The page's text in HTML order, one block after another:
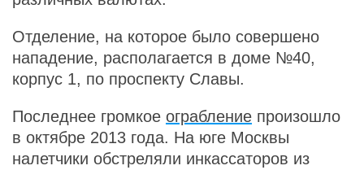
Отделение, на которое было совершено
нападение, располагается в доме №40,
корпус 1, по проспекту Славы.
Последнее громкое ограбление произошло
в октябре 2013 года. На юге Москвы
налетчики обстреляли инкассаторов из